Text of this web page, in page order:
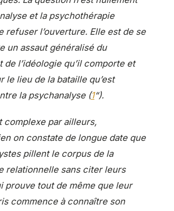
et la psychothérapie
refuser l’ouverture. Elle est de se
un assaut généralisé du
l’idéologie qu’il comporte et
le lieu de la bataille qu’est
la psychanalyse (1“).
complexe par ailleurs,
on constate de longue date que
pillent le corpus de la
relationnelle sans citer leurs
prouve tout de même que leur
commence à connaître son